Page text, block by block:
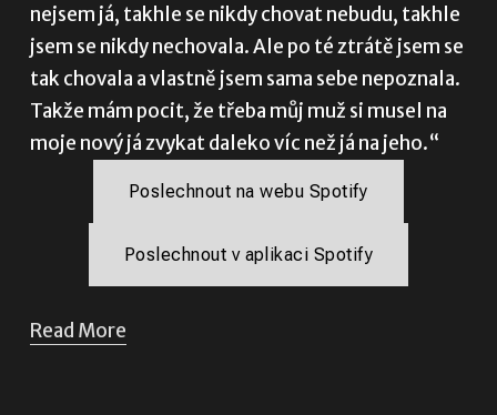
nejsem já, takhle se nikdy chovat nebudu, takhle
jsem se nikdy nechovala. Ale po té ztrátě jsem se
tak chovala a vlastně jsem sama sebe nepoznala.
Takže mám pocit, že třeba můj muž si musel na
moje nový já zvykat daleko víc než já na jeho.“
Poslechnout na webu Spotify
Poslechnout v aplikaci Spotify
Read More